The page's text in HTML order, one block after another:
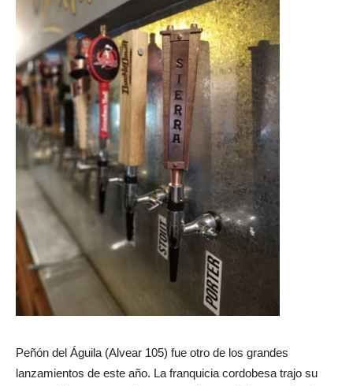
Peñón del Águila (Alvear 105) fue otro de los grandes